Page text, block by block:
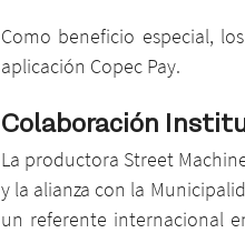
Como beneficio especial,
aplicación Copec Pay.
Colaboración
La productora Street
y la alianza con la
un referente internacional